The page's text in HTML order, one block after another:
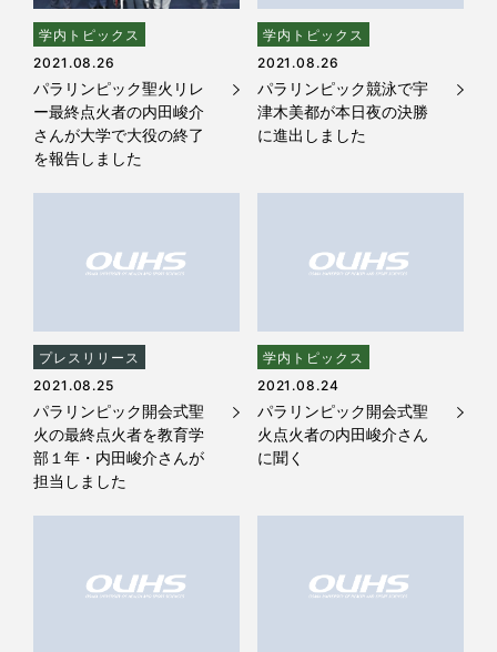
学内トピックス
2021.08.26
パラリンピック聖火リレ
ー最終点火者の内田峻介
さんが大学で大役の終了
を報告しました
学内トピックス
2021.08.26
パラリンピック競泳で宇
津木美都が本日夜の決勝
に進出しました
プレスリリース
2021.08.25
パラリンピック開会式聖
火の最終点火者を教育学
部１年・内田峻介さんが
担当しました
学内トピックス
2021.08.24
パラリンピック開会式聖
火点火者の内田峻介さん
に聞く